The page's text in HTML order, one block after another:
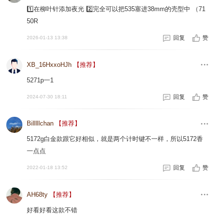
1️⃣在柳叶针添加夜光 2️⃣完全可以把535塞进38mm的壳型中 （71
50R
2026-01-13 13:38 回复 赞
XB_16HxxoHJh 【推荐】
5271p一1
2024-07-30 18:11 回复 赞
Billlllchan 【推荐】
5172g白金款跟它好相似，就是两个计时键不一样，所以5172香
一点点
2022-01-18 13:52 回复 赞
AH68ty 【推荐】
好看好看这款不错